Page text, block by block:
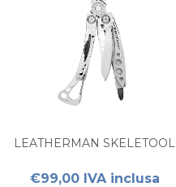
LEATHERMAN SKELETOOL
€99,00 IVA inclusa